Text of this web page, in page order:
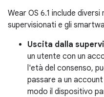
Wear OS 6.1 include
supervisionati e gli
Uscita dalla
un utente con un
l'età del consenso,
passare a un
modo il dispositivo